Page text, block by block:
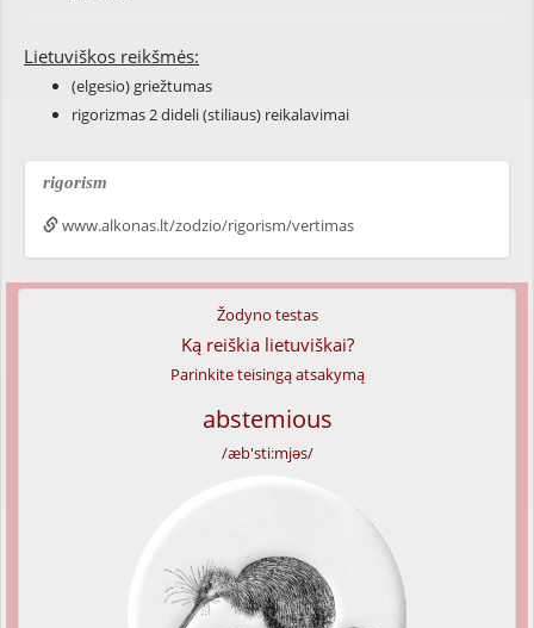
Lietuviškos reikšmės:
(elgesio) griežtumas
rigorizmas 2 dideli (stiliaus) reikalavimai
rigorism
www.alkonas.lt/zodzio/rigorism/vertimas
Žodyno testas
Ką reiškia lietuviškai?
Parinkite teisingą atsakymą
abstemious
/æb'sti:mjəs/